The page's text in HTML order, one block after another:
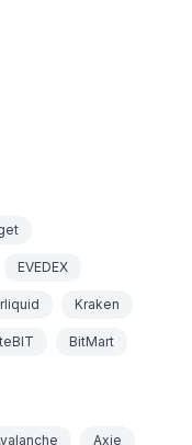
EVEDEX
Kraken
BitMart
Axie